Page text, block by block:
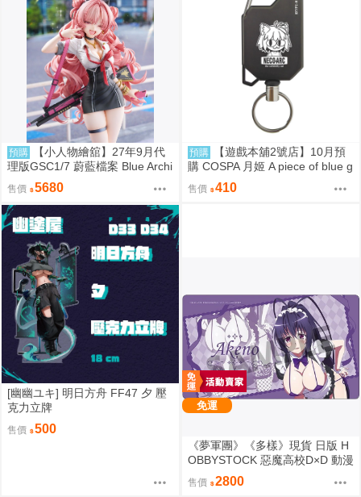
預購
【小人物繪舘】27年9月代
理版GSC1/7 蔚藍檔案 Blue Archi
ve 綺羅羅 PVC完成品
售價 5680
預購
【遊戲本舖2號店】10月預
購 COSPA 月姬 A piece of blue g
lass moon 貓Arc 伸縮拉繩鑰匙圈
0822
售價 410
[幽幽ユキ] 明日方舟 FF47 夕 壓
克力立牌
售價 500
免運
《夢軍團》《多樣》現貨 日版 H
OBBYSTOCK 惡魔高校D×D 動漫
桌墊 卡墊 姬島朱乃
售價 2800